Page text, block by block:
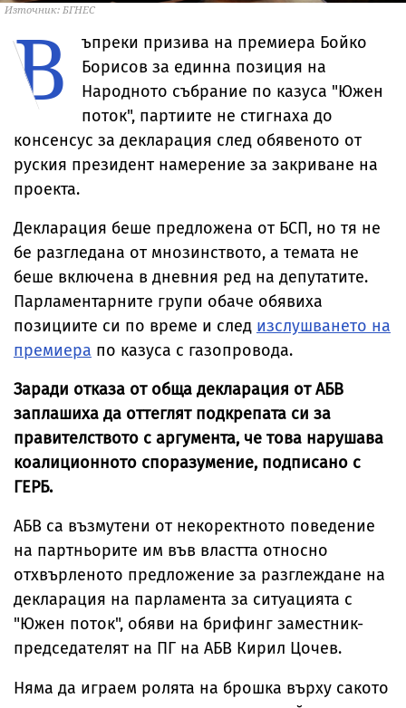
Източник: БГНЕС
В
ъпреки призива на премиера Бойко
Борисов за единна позиция на
Народното събрание по казуса "Южен
поток", партиите не стигнаха до
консенсус за декларация след обявеното от
руския президент намерение за закриване на
проекта.
Декларация беше предложена от БСП, но тя не
бе разгледана от мнозинството, а темата не
беше включена в дневния ред на депутатите.
Парламентарните групи обаче обявиха
позициите си по време и след изслушването на
премиера по казуса с газопровода.
Заради отказа от обща декларация от АБВ
заплашиха да оттеглят подкрепата си за
правителството с аргумента, че това нарушава
коалиционното споразумение, подписано с
ГЕРБ.
АБВ са възмутени от некоректното поведение
на партньорите им във властта относно
отхвърленото предложение за разглеждане на
декларация на парламента за ситуацията с
"Южен поток", обяви на брифинг заместник-
председателят на ПГ на АБВ Кирил Цочев.
Няма да играем ролята на брошка върху сакото